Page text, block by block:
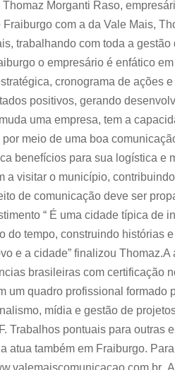
Morganti Raso,
com a da Vale Mais,
trabalhando com toda a
o empresário é enfático
cronograma de ações
positivos, gerando
uma empresa, tem a
meio de uma boa
benefícios para sua logística e
a visitar o município,
de comunicação deve ser
“ É uma cidade típica de
do tempo, construindo histórias
e a cidade” finalizou Thomaz.A
brasileiras com certificação
um quadro profissional
mídia e gestão de
Trabalhos pontuais para outras
atua também em Fraiburgo.